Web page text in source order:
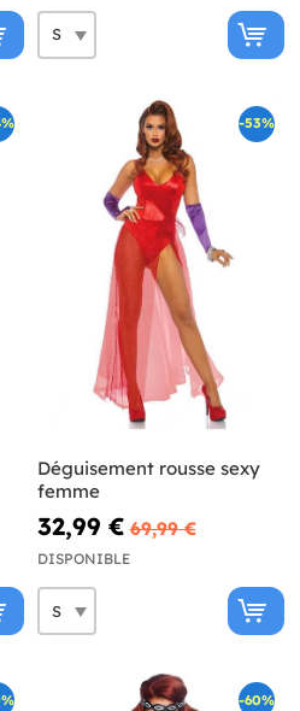
-53%
Déguisement rousse sexy
femme
32,99 € 69,99 €
DISPONIBLE
-60%